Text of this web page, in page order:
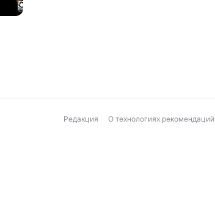
Редакция О технологиях рекомендаций